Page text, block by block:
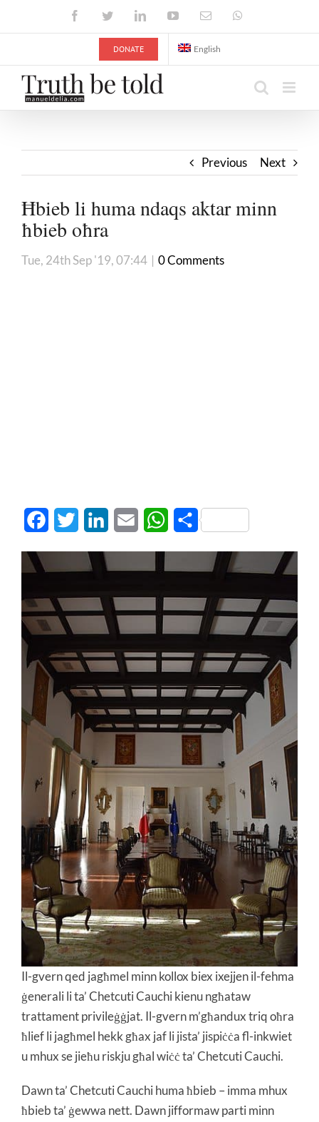
FacebookTwitterLinkedInYouTubeEmail
DONATE English
Previous Next
Ħbieb li huma ndaqs aktar minn
ħbieb oħra
Tue, 24th Sep '19, 07:44 | 0 Comments
FacebookTwitter LinkedInEmail WhatsApp
Share
Il-gvern qed jagħmel minn kollox biex ixejjen il-fehma
ġenerali li ta’ Chetcuti Cauchi kienu ngħataw
trattament privileġġjat. Il-gvern m’għandux triq oħra
ħlief li jagħmel hekk għax jaf li jista’ jispiċċa fl-inkwiet
u mhux se jieħu riskju għal wiċċ ta’ Chetcuti Cauchi.
Dawn ta’ Chetcuti Cauchi huma ħbieb – imma mhux
ħbieb ta’ ġewwa nett. Dawn jifformaw parti minn